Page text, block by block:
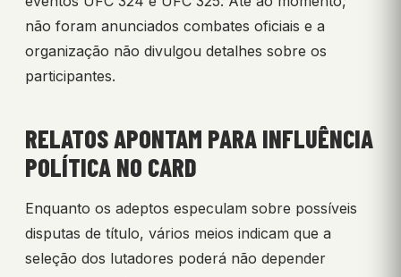
não foram anunciados combates oficiais e a
organização não divulgou detalhes sobre os
participantes.
RELATOS APONTAM PARA INFLUÊNCIA
POLÍTICA NO CARD
Enquanto os adeptos especulam sobre possíveis
disputas de título, vários meios indicam que a
seleção dos lutadores poderá não depender